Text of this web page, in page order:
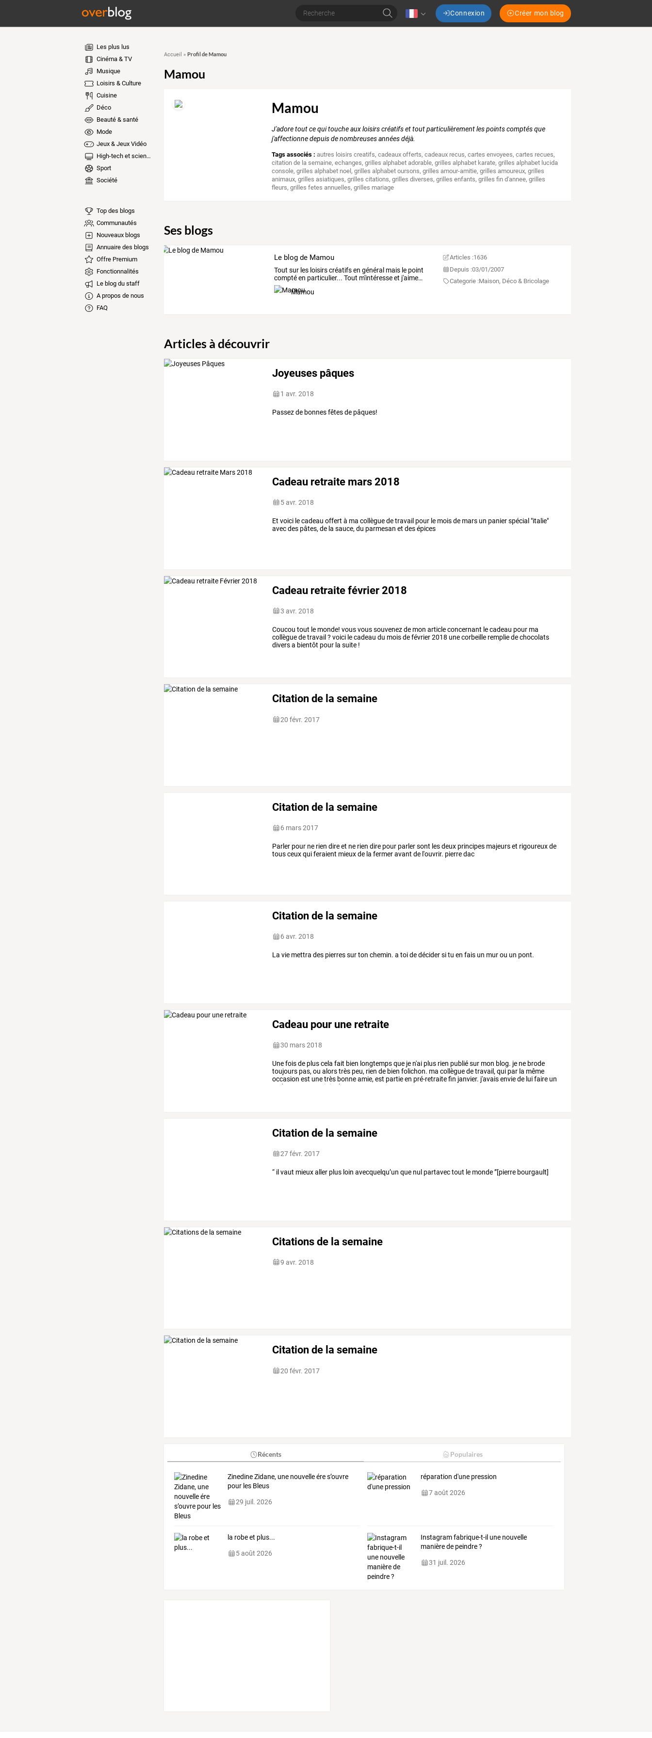
Connexion Créer mon blog
Les plus lus
Cinéma & TV
Musique
Loisirs & Culture
Cuisine
Déco
Beauté & santé
Mode
Jeux & Jeux Vidéo
High-tech et sciences
Sport
Société
Top des blogs
Communautés
Nouveaux blogs
Annuaire des blogs
Offre Premium
Fonctionnalités
Le blog du staff
A propos de nous
FAQ
Accueil » Profil de Mamou
Mamou
Mamou
J'adore tout ce qui touche aux loisirs créatifs et tout particulièrement les points comptés que
j'affectionne depuis de nombreuses années déjà.
Tags associés : autres loisirs creatifs,cadeaux offerts,cadeaux recus,cartes envoyees,cartes recues,
citation de la semaine,echanges,grilles alphabet adorable,grilles alphabet karate,grilles alphabet lucida
console,grilles alphabet noel,grilles alphabet oursons,grilles amour-amitie,grilles amoureux,grilles
animaux,grilles asiatiques,grilles citations,grilles diverses,grilles enfants,grilles fin d'annee,grilles
fleurs,grilles fetes annuelles,grilles mariage
Ses blogs
Le blog de Mamou
Tout surlesloisirscréatifsen général maislepoint
comptéen particulier... Tout m'intéresseet j'aime…
Mamou
Articles :1636
Depuis :03/01/2007
Categorie :Maison, Déco & Bricolage
Articles à découvrir
Joyeuses pâques
1 avr. 2018
Passez de bonnes fêtes de pâques!
Cadeau retraite mars 2018
5 avr. 2018
Et voici le cadeau offert à ma collègue de travail pour le mois de mars un panier spécial "italie"
avec des pâtes, de la sauce, du parmesan et des épices
Cadeau retraite février 2018
3 avr. 2018
Coucou tout le monde! vous vous souvenez de mon article concernant le cadeau pour ma
collègue de travail ? voici le cadeau du mois de février 2018 une corbeille remplie de chocolats
divers a bientôt pour la suite !
Citation de la semaine
20 févr. 2017
Citation de la semaine
6 mars 2017
Parler pour ne rien dire et ne rien dire pour parler sont les deux principes majeurs et rigoureux de
tous ceux qui feraient mieux de la fermer avant de l'ouvrir. pierre dac
Citation de la semaine
6 avr. 2018
La vie mettra des pierres sur ton chemin. a toi de décider si tu en fais un mur ou un pont.
Cadeau pour une retraite
30 mars 2018
Unefoisde pluscela fait bien longtempsque je n'ai plus rien publiésur mon blog. je ne brode
toujours pas, ou alorstrès peu, rien de bien folichon. ma collèguedetravail, qui par la même
occasion est unetrès bonneamie, est partieen pré-retraitefin janvier. j'avaisenviede luifaire un
cadeau
original
Citation de la semaine
27 févr. 2017
“ il vaut mieux aller plus loin avecquelqu’un que nul partavec tout le monde ”[pierre bourgault]
Citations de la semaine
9 avr. 2018
Citation de la semaine
20 févr. 2017
Récents Populaires
Zinedine Zidane, une nouvelle ére s’ouvre
pour les Bleus
29 juil. 2026
réparation d'une pression
7 août 2026
la robe et plus...
5 août 2026
Instagram fabrique-t-il une nouvelle
manière de peindre ?
31 juil. 2026